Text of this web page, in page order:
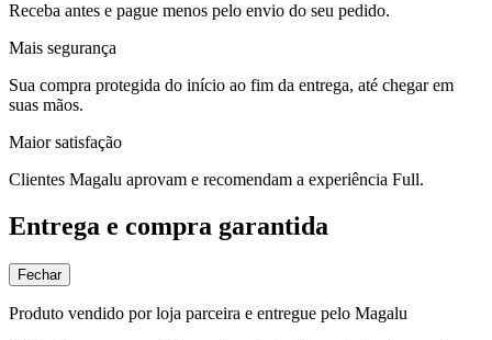
Receba antes e pague menos pelo envio do seu pedido.
Mais segurança
Sua compra protegida do início ao fim da entrega, até chegar em
suas mãos.
Maior satisfação
Clientes Magalu aprovam e recomendam a experiência Full.
Entrega e compra garantida
Fechar
Produto vendido por loja parceira e entregue pelo Magalu